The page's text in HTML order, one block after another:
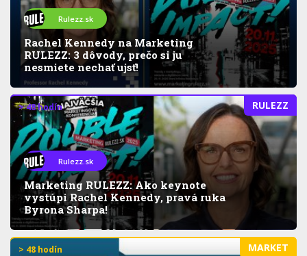
Rulezz.sk
Rachel Kennedy na Marketing
RULEZZ: 3 dôvody, prečo si ju
nesmiete nechať ujsť!
RULEZZ
> 48 hodín
Rulezz.sk
Marketing RULEZZ: Ako keynote
vystúpi Rachel Kennedy, pravá ruka
Byrona Sharpa!
MARKET
> 48 hodín